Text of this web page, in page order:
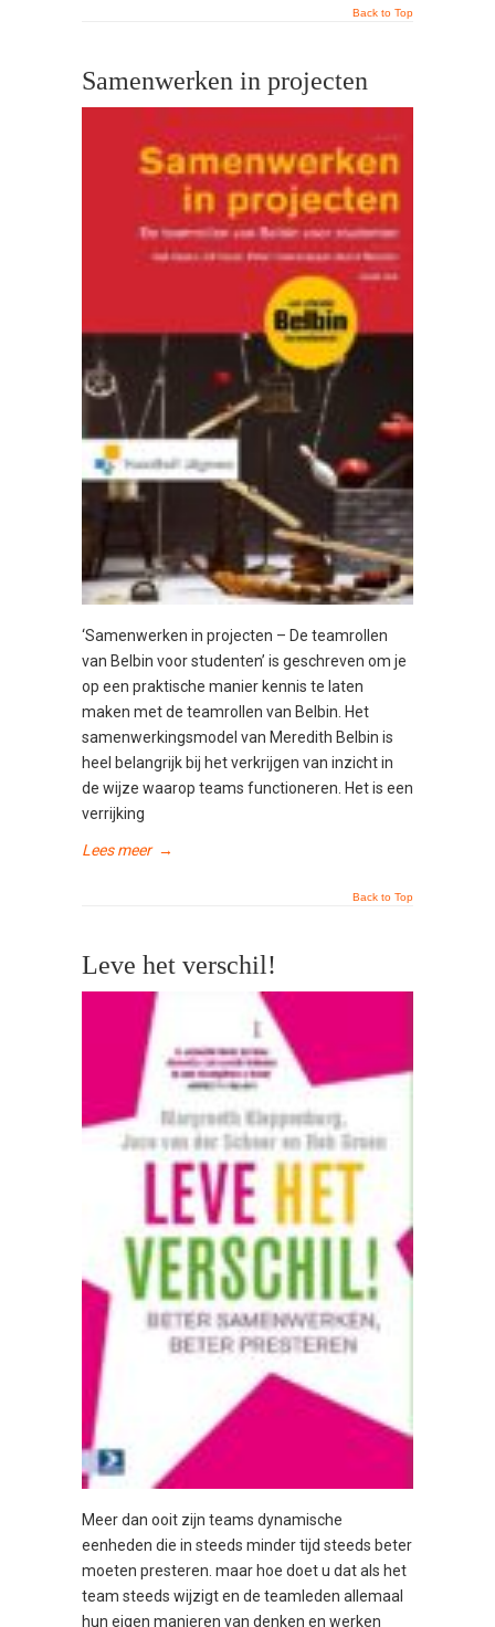
Back to Top
Samenwerken in projecten
‘Samenwerken in projecten – De teamrollen
van Belbin voor studenten’ is geschreven om je
op een praktische manier kennis te laten
maken met de teamrollen van Belbin. Het
samenwerkingsmodel van Meredith Belbin is
heel belangrijk bij het verkrijgen van inzicht in
de wijze waarop teams functioneren. Het is een
verrijking
Lees meer →
Back to Top
Leve het verschil!
Meer dan ooit zijn teams dynamische
eenheden die in steeds minder tijd steeds beter
moeten presteren. maar hoe doet u dat als het
team steeds wijzigt en de teamleden allemaal
hun eigen manieren van denken en werken